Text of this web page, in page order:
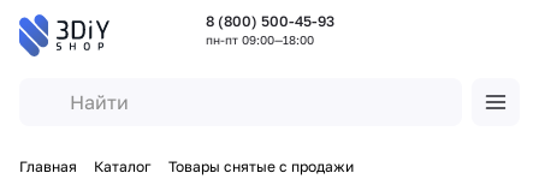
8 (800) 500-45-93
пн-пт 09:00—18:00
Главная Каталог Товары снятые с продажи